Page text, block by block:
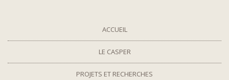
ACCUEIL
LE CASPER
PROJETS ET RECHERCHES